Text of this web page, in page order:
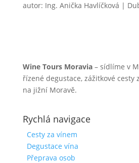
autor: Ing. Anička Havlíčková |
Wine Tours Moravia– sídlíme v
řízené degustace, zážitkové cesty
na jižní Moravě.
Rychlá navigace
Cesty za vínem
Degustace vína
Přeprava osob